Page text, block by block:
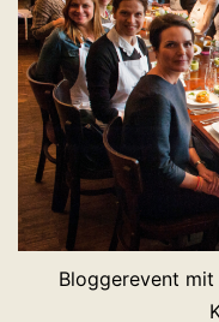
Bloggerevent